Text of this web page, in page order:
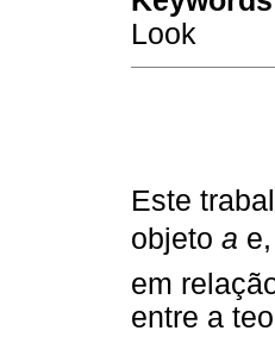
Look
Este
objeto a 
em
entre a